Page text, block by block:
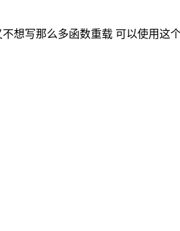
想写那么多函数重载 可以使用